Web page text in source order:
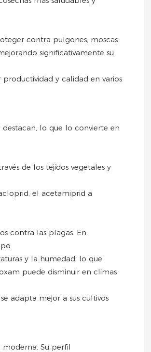
contra pulgones, moscas
significativamente su
y calidad en varios
lo que lo convierte en
de los tejidos vegetales y
el acetamiprid a
contra las plagas. En
y la humedad, lo que
puede disminuir en climas
adapta mejor a sus cultivos
Su perfil